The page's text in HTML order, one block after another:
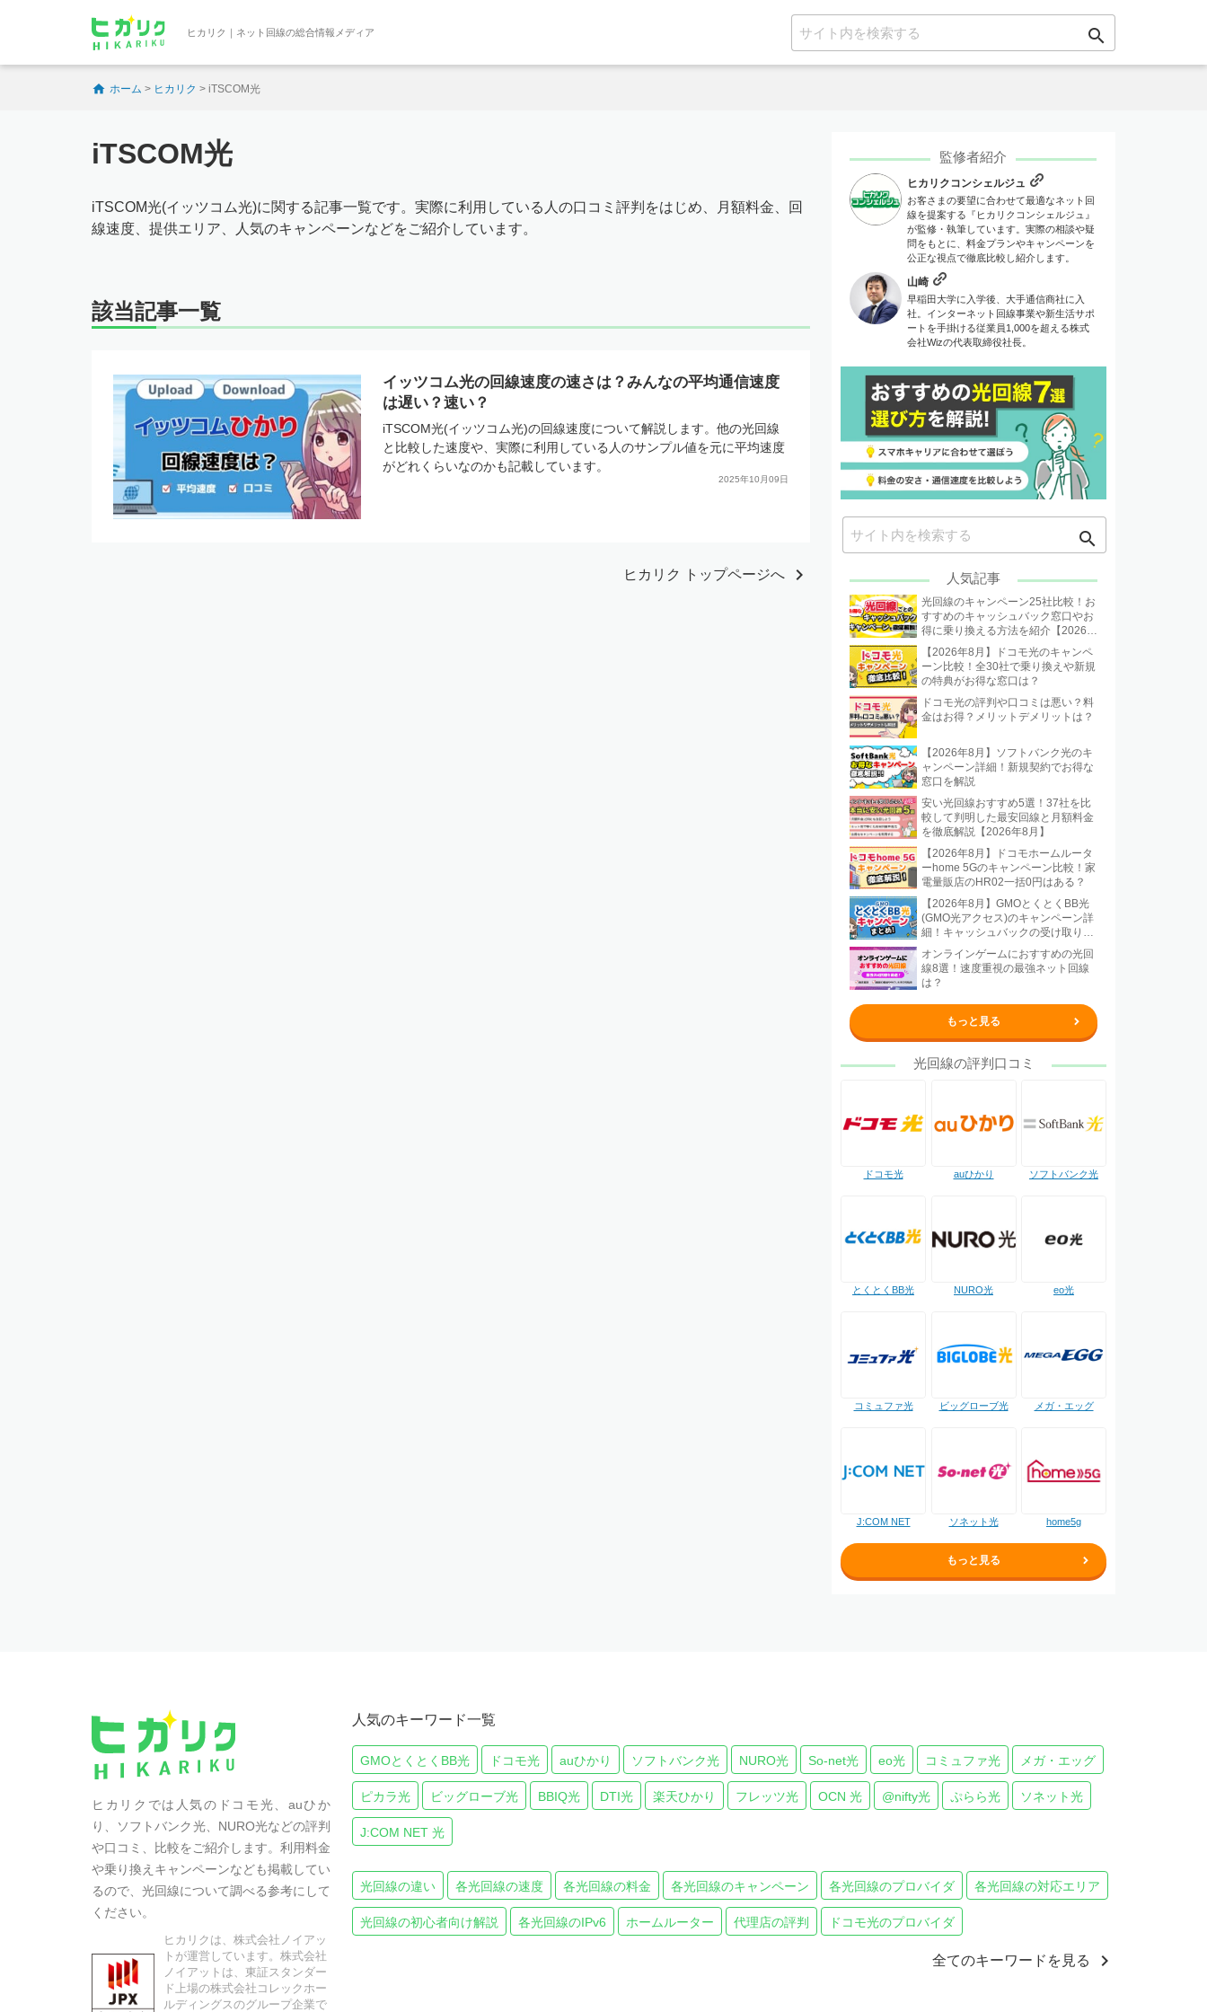
ヒカリク｜ネット回線の総合情報メディア search
ホーム > ヒカリク > iTSCOM光
iTSCOM光
iTSCOM光(イッツコム光)に関する記事一覧です。実際に利用している人の口コミ評判をはじめ、月額料金、回
線速度、提供エリア、人気のキャンペーンなどをご紹介しています。
該当記事一覧
イッツコム光の回線速度の速さは？みんなの平均通信速度
は遅い？速い？
iTSCOM光(イッツコム光)の回線速度について解説します。他の光回線
と比較した速度や、実際に利用している人のサンプル値を元に平均速度
がどれくらいなのかも記載しています。
2025年10月09日
ヒカリク トップページへ chevron_right
監修者紹介
ヒカリクコンシェルジュ
お客さまの要望に合わせて最適なネット回
線を提案する『ヒカリクコンシェルジュ』
が監修・執筆しています。実際の相談や疑
問をもとに、料金プランやキャンペーンを
公正な視点で徹底比較し紹介します。
山崎
早稲田大学に入学後、大手通信商社に入
社。インターネット回線事業や新生活サポ
ートを手掛ける従業員1,000を超える株式
会社Wizの代表取締役社長。
search
人気記事
光回線のキャンペーン25社比較！お
すすめのキャッシュバック窓口やお
得に乗り換える方法を紹介【2026年
8月】
【2026年8月】ドコモ光のキャンペ
ーン比較！全30社で乗り換えや新規
の特典がお得な窓口は？
ドコモ光の評判や口コミは悪い？料
金はお得？メリットデメリットは？
【2026年8月】ソフトバンク光のキ
ャンペーン詳細！新規契約でお得な
窓口を解説
安い光回線おすすめ5選！37社を比
較して判明した最安回線と月額料金
を徹底解説【2026年8月】
【2026年8月】ドコモホームルータ
ーhome 5Gのキャンペーン比較！家
電量販店のHR02一括0円はある？
【2026年8月】GMOとくとくBB光
(GMO光アクセス)のキャンペーン詳
細！キャッシュバックの受け取り方
法も解説
オンラインゲームにおすすめの光回
線8選！速度重視の最強ネット回線
は？
もっと見る
光回線の評判口コミ
ドコモ光 auひかり ソフトバンク光
とくとくBB光 NURO光 eo光
コミュファ光 ビッグローブ光 メガ・エッグ
J:COM NET ソネット光 home5g
もっと見る
ヒカリクでは人気のドコモ光、auひか
り、ソフトバンク光、NURO光などの評判
や口コミ、比較をご紹介します。利用料金
や乗り換えキャンペーンなども掲載してい
るので、光回線について調べる参考にして
ください。
ヒカリクは、株式会社ノイアッ
トが運営しています。株式会社
ノイアットは、東証スタンダー
ド上場の株式会社コレックホー
ルディングスのグループ企業で
人気のキーワード一覧
GMOとくとくBB光 ドコモ光 auひかり ソフトバンク光 NURO光 So-net光 eo光 コミュファ光 メガ・エッグ
ピカラ光 ビッグローブ光 BBIQ光 DTI光 楽天ひかり フレッツ光 OCN 光 @nifty光 ぷらら光 ソネット光
J:COM NET 光
光回線の違い 各光回線の速度 各光回線の料金 各光回線のキャンペーン 各光回線のプロバイダ 各光回線の対応エリア
光回線の初心者向け解説 各光回線のIPv6 ホームルーター 代理店の評判 ドコモ光のプロバイダ
全てのキーワードを見る chevron_right